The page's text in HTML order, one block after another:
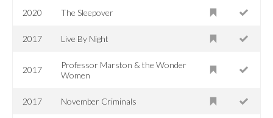
2020 The Sleepover
2017 Live By Night
2017
Professor Marston & the Wonder
Women
2017 November Criminals